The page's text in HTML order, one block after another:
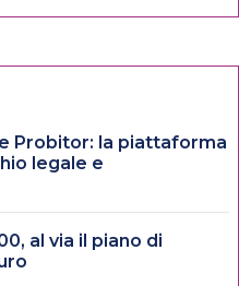
Probitor: la piattaforma
legale e
al via il piano di